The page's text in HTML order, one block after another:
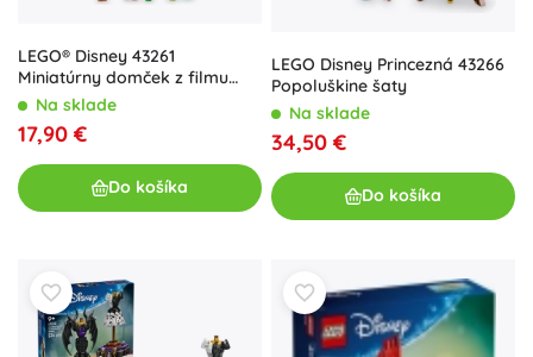
LEGO® Disney 43261
Miniatúrny domček z filmu
Encanto
Na sklade
17,90 €
Do košíka
LEGO Disney Princezná 43266
Popoluškine šaty
Na sklade
34,50 €
Do košíka